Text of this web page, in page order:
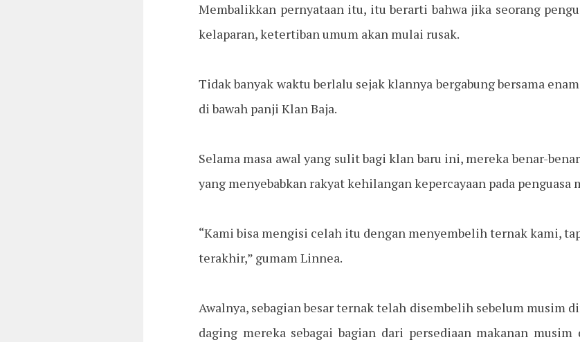
Membalikkan pernyataan itu, itu berarti bahwa jika seorang
kelaparan, ketertiban umum akan mulai rusak.
Tidak banyak waktu berlalu sejak klannya bergabung bersama
di bawah panji Klan Baja.
Selama masa awal yang sulit bagi klan baru ini, mereka benar-
yang menyebabkan rakyat kehilangan kepercayaan pada penguasa
“Kami bisa mengisi celah itu dengan menyembelih ternak kami,
terakhir,” gumam Linnea.
Awalnya, sebagian besar ternak telah disembelih sebelum musim
daging mereka sebagai bagian dari persediaan makanan